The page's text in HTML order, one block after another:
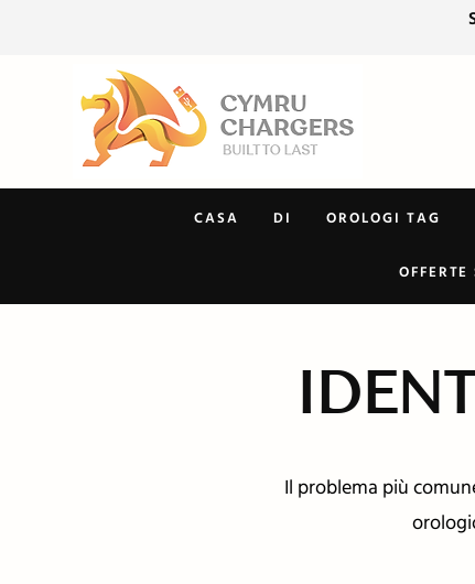
CASA DI OROLOGI TAG
Il problema più